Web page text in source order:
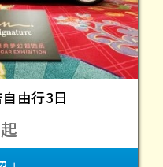
由行3日
起